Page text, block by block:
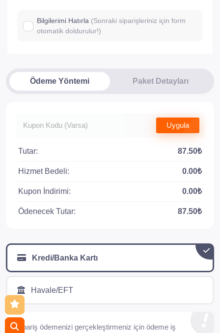
Bilgilerimi Hatırla (Sonraki siparişleriniz için form
otomatik doldurulur!)
Ödeme Yöntemi Paket Detayları
Uygula
Tutar: 87.50₺
Hizmet Bedeli: 0.00₺
Kupon İndirimi: 0.00₺
Ödenecek Tutar: 87.50₺
Kredi/Banka Kartı
Havale/EFT
Sipariş ödemenizi gerçekleştirmeniz için ödeme iş